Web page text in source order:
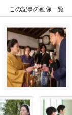
この記事の画像一覧